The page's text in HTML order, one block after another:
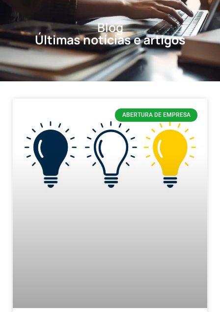
Blog
Últimas notícias e artigos
ABERTURA DE EMPRESA